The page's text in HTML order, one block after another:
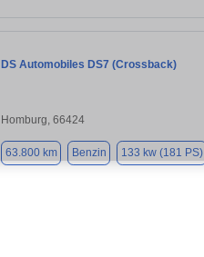
DS Automobiles DS7 (Crossback)
Homburg, 66424
63.800 km Benzin 133 kw (181 PS)